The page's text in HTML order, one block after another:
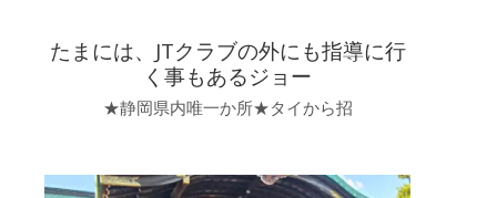
たまには、JTクラブの外にも指導に行
く事もあるジョー
★静岡県内唯一か所★タイから招